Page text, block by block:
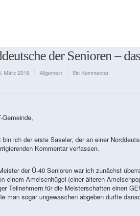
der Senioren –
März 2016 Allgemein Ein Kommentar
Gemeinde,
bin ich der erste Saseler, der an einer
Kommentar verfassen.
der Ü-40 Senioren war ich zunächst
einem Ameisenhügel (einer älteren
Teilnehmern für die Meisterschaften einen
man sogar ungewaschen abgeben durfte